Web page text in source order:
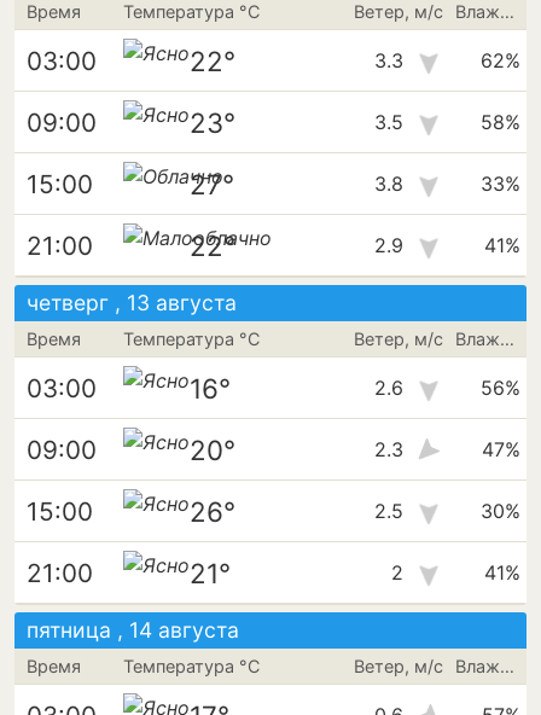
Время Температура °C Ветер, м/с Влажность
03:00 22° 3.3 62%
09:00 23° 3.5 58%
15:00 27° 3.8 33%
21:00 22° 2.9 41%
четверг , 13 августа
Время Температура °C Ветер, м/с Влажность
03:00 16° 2.6 56%
09:00 20° 2.3 47%
15:00 26° 2.5 30%
21:00 21° 2 41%
пятница , 14 августа
Время Температура °C Ветер, м/с Влажность